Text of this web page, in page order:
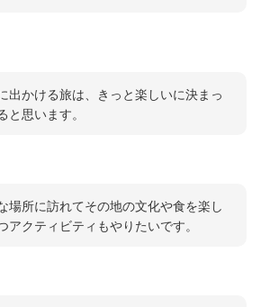
出かける旅は、きっと楽しいに決まっ
と思います。
場所に訪れてその地の文化や食を楽し
アクティビティもやりたいです。